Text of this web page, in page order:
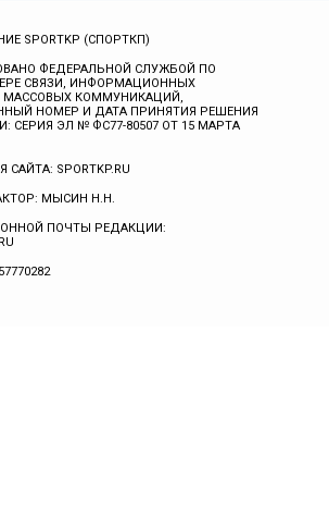
SPORTKP (СПОРТКП)
ФЕДЕРАЛЬНОЙ СЛУЖБОЙ ПО
СВЯЗИ, ИНФОРМАЦИОННЫХ
МАССОВЫХ КОММУНИКАЦИЙ,
НОМЕР И ДАТА ПРИНЯТИЯ РЕШЕНИЯ
СЕРИЯ ЭЛ № ФС77-80507 ОТ 15 МАРТА
SPORTKP.RU
МЫСИН Н.Н.
ПОЧТЫ РЕДАКЦИИ: